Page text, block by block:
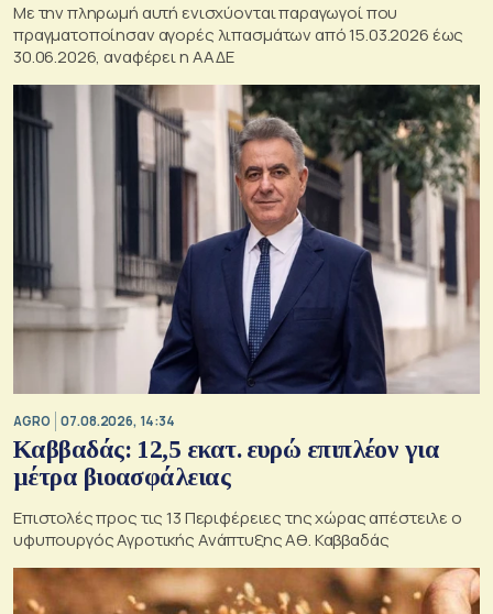
Με την πληρωμή αυτή ενισχύονται παραγωγοί που
πραγματοποίησαν αγορές λιπασμάτων από 15.03.2026 έως
30.06.2026, αναφέρει η ΑΑΔΕ
AGRO 07.08.2026, 14:34
Καββαδάς: 12,5 εκατ. ευρώ επιπλέον για
μέτρα βιοασφάλειας
Επιστολές προς τις 13 Περιφέρειες της χώρας απέστειλε ο
υφυπουργός Αγροτικής Ανάπτυξης Αθ. Καββαδάς